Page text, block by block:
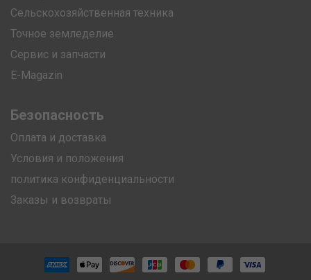
Сельскохозяйственная техника
Точное земледелие
Сервис и запчасти
E-Magazin
Безопасность
Оплата и доставка
Условия и положения
политика конфиденциальности
Заказы и возвраты